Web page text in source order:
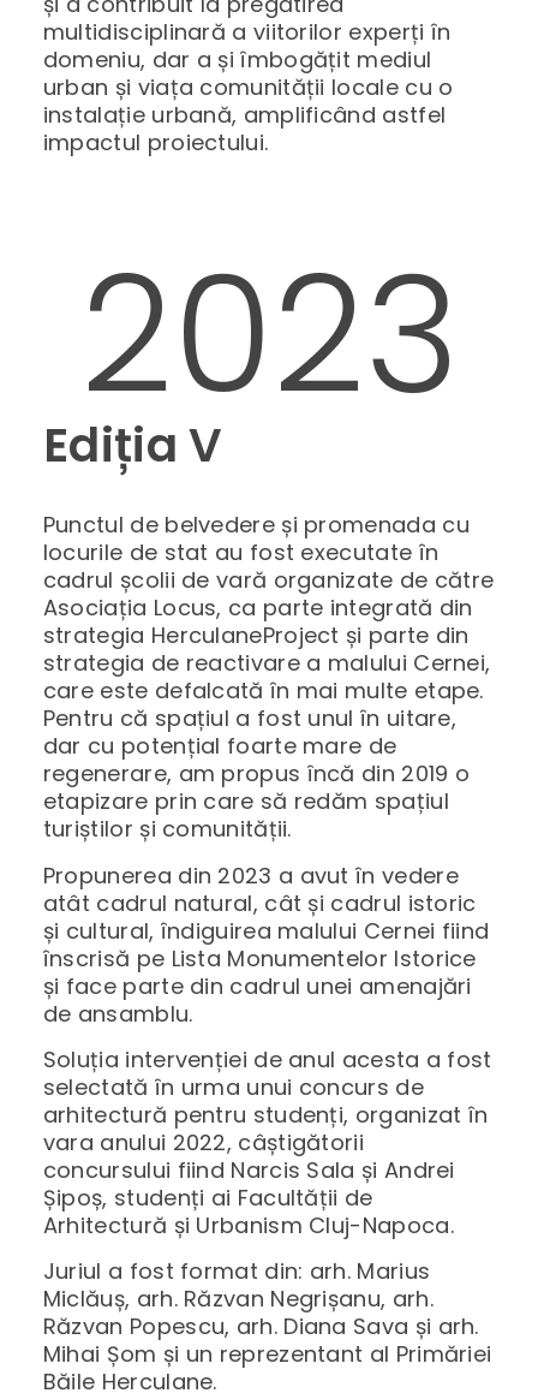
multidisciplinară a viitorilor experți în
domeniu, dar a și îmbogățit mediul
urban și viața comunității locale cu o
instalație urbană, amplificând astfel
impactul proiectului.
2023
Ediția V
Punctul de belvedere și promenada cu
locurile de stat au fost executate în
cadrul școlii de vară organizate de către
Asociația Locus, ca parte integrată din
strategia HerculaneProject și parte din
strategia de reactivare a malului Cernei,
care este defalcată în mai multe etape.
Pentru că spațiul a fost unul în uitare,
dar cu potențial foarte mare de
regenerare, am propus încă din 2019 o
etapizare prin care să redăm spațiul
turiștilor și comunității.
Propunerea din 2023 a avut în vedere
atât cadrul natural, cât și cadrul istoric
și cultural, îndiguirea malului Cernei fiind
înscrisă pe Lista Monumentelor Istorice
și face parte din cadrul unei amenajări
de ansamblu.
Soluția intervenției de anul acesta a fost
selectată în urma unui concurs de
arhitectură pentru studenți, organizat în
vara anului 2022, câștigătorii
concursului fiind Narcis Sala și Andrei
Șipoș, studenți ai Facultății de
Arhitectură și Urbanism Cluj-Napoca.
Juriul a fost format din: arh. Marius
Miclăuș, arh. Răzvan Negrișanu, arh.
Răzvan Popescu, arh. Diana Sava și arh.
Mihai Șom și un reprezentant al Primăriei
Băile Herculane.